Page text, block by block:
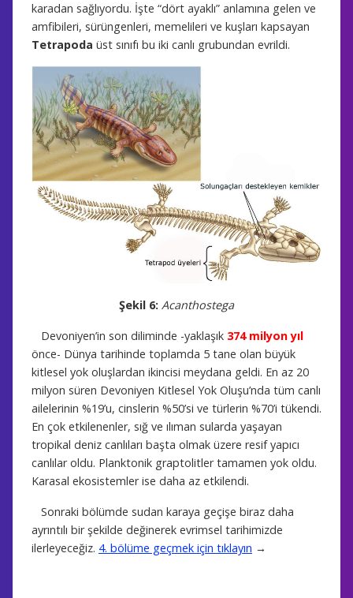
karadan sağlıyordu. İşte “dört ayaklı” anlamına gelen ve
amfibileri, sürüngenleri, memelileri ve kuşları kapsayan
Tetrapoda üst sınıfı bu iki canlı grubundan evrildi.
Şekil 6: Acanthostega
Devoniyen’in son diliminde -yaklaşık 374 milyon yıl
önce- Dünya tarihinde toplamda 5 tane olan büyük
kitlesel yok oluşlardan ikincisi meydana geldi. En az 20
milyon süren Devoniyen Kitlesel Yok Oluşu’nda tüm canlı
ailelerinin %19’u, cinslerin %50’si ve türlerin %70’i tükendi.
En çok etkilenenler, sığ ve ılıman sularda yaşayan
tropikal deniz canlıları başta olmak üzere resif yapıcı
canlılar oldu. Planktonik graptolitler tamamen yok oldu.
Karasal ekosistemler ise daha az etkilendi.
Sonraki bölümde sudan karaya geçişe biraz daha
ayrıntılı bir şekilde değinerek evrimsel tarihimizde
ilerleyeceğiz. 4. bölüme geçmek için tıklayın →